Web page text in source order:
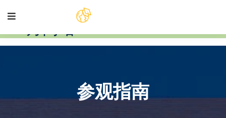
伟德国际(bv1946·源于英国)官
方网站-Officials Website
参观指南